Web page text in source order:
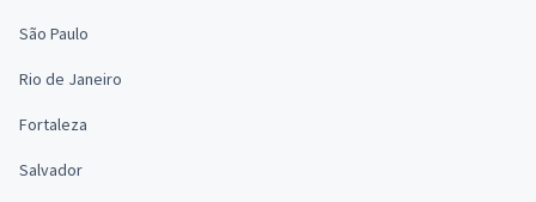
São Paulo
Rio de Janeiro
Fortaleza
Salvador